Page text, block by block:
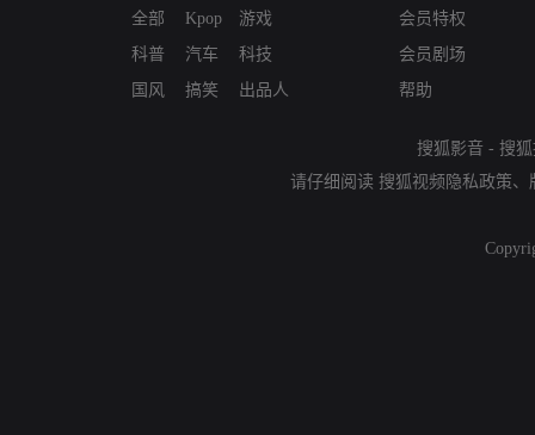
全部
科普
国风
Kpop
汽车
搞笑
游戏
科技
出品人
会员特权
会员剧场
帮助
搜狐影音 - 搜
请仔细阅读 搜狐视频隐私政策、